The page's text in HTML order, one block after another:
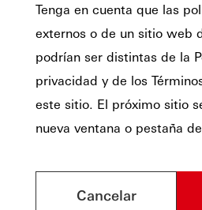
Tenga en cuenta que las
externos o de un sitio web
podrían ser distintas de la
privacidad y de los
este sitio. El próximo sitio
nueva ventana o pestaña
Cancelar